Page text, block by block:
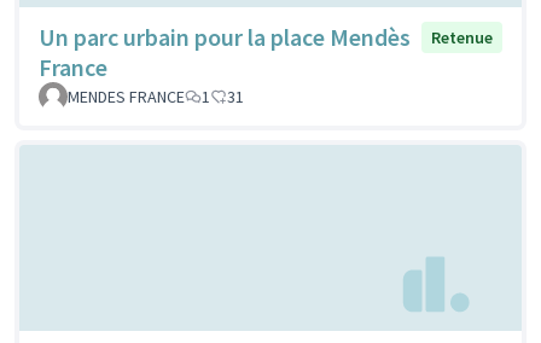
Un parc urbain pour la place Mendès
France
Retenue
MENDES FRANCE 1 31